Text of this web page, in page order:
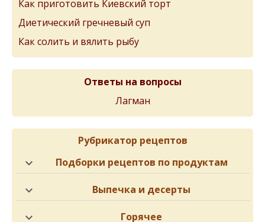
Как приготовить Киевский торт
Диетический гречневый суп
Как солить и вялить рыбу
Ответы на вопросы
Лагман
Рубрикатор рецептов
Подборки рецептов по продуктам
Выпечка и десерты
Горячее